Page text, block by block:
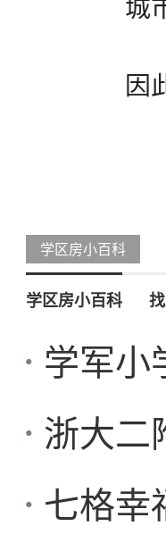
因
学区房小百科
学区房小百科
学军小
浙大二
七格幸